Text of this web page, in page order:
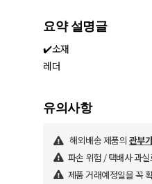
요약 설명글
✔️소재
레더
유의사항
해외배송 제품의 관부
파손 위험 / 택배사 과
제품 거래예정일을 꼭